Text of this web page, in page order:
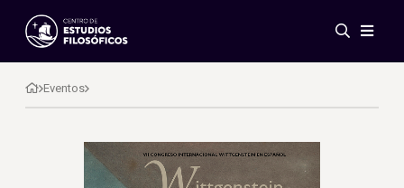
Eventos
Novedades
Investigación
Publicaciones
Eventos